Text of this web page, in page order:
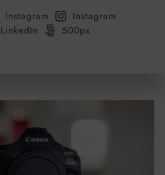
Instagram
Instagram
LinkedIn
500px